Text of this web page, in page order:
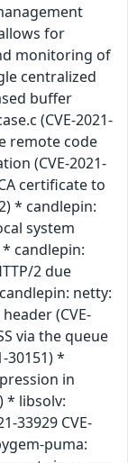
for
monitoring of
centralized
buffer
(CVE-2021-
remote code
(CVE-2021-
certificate to
* candlepin:
system
candlepin:
2 due
netty:
(CVE-
via the queue
30151) *
in
* libsolv:
33929 CVE-
puma: